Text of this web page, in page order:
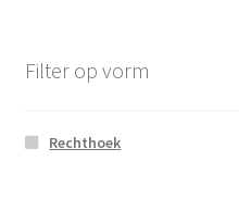
Filter op vorm
Rechthoek